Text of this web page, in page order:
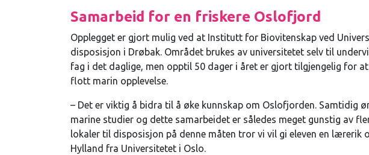
Samarbeid for en friskere Oslofjord
Opplegget er gjort mulig ved at Institutt for Biovitenskap ved
disposisjon i Drøbak. Området brukes av universitetet selv til
fag i det daglige, men opptil 50 dager i året er gjort tilgjengelig for
flott marin opplevelse.
– Det er viktig å bidra til å øke kunnskap om Oslofjorden. Samtidig
marine studier og dette samarbeidet er således meget gunstig av
lokaler til disposisjon på denne måten tror vi vil gi eleven en lærerik
Hylland fra Universitetet i Oslo.